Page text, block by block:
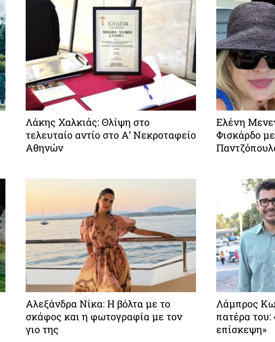
Λάκης Χαλκιάς: Θλίψη στο
τελευταίο αντίο στο Α’ Νεκροταφείο
Αθηνών
Ελένη
Φισκάρδο
Αλεξάνδρα Νίκα: Η βόλτα με το
σκάφος και η φωτογραφία με τον
γιο της
Λάμπρος
πατέρα
επίσκεψη»